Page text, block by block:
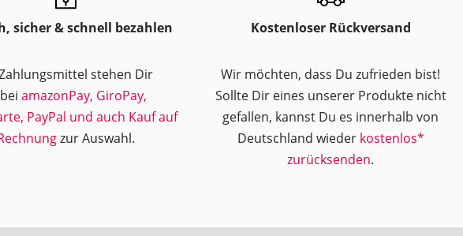
sicher & schnell bezahlen
stehen Dir
amazonPay, GiroPay,
PayPal und auch Kauf auf
zur Auswahl.
Kostenloser Rückversand
Wir möchten, dass Du zufrieden bist!
Sollte Dir eines unserer Produkte nicht
gefallen, kannst Du es innerhalb von
Deutschland wieder kostenlos*
zurücksenden.